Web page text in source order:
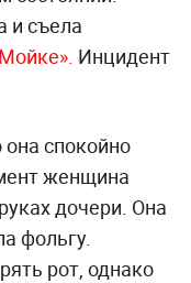
и съела
Инцидент
спокойно
женщина
дочери. Она
фольгу.
рот, однако